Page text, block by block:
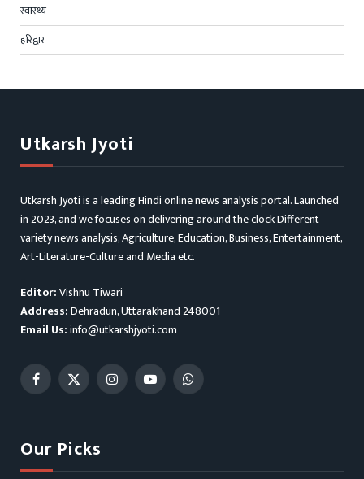
स्वास्थ्य
हरिद्वार
Utkarsh Jyoti
Utkarsh Jyoti is a leading Hindi online news analysis portal. Launched
in 2023, and we focuses on delivering around the clock Different
variety news analysis, Agriculture, Education, Business, Entertainment,
Art-Literature-Culture and Media etc.
Editor:Vishnu Tiwari
Address:Dehradun, Uttarakhand 248001
Email Us:info@utkarshjyoti.com
Facebook
X
InstagramYouTubeWhatsApp
Our Picks